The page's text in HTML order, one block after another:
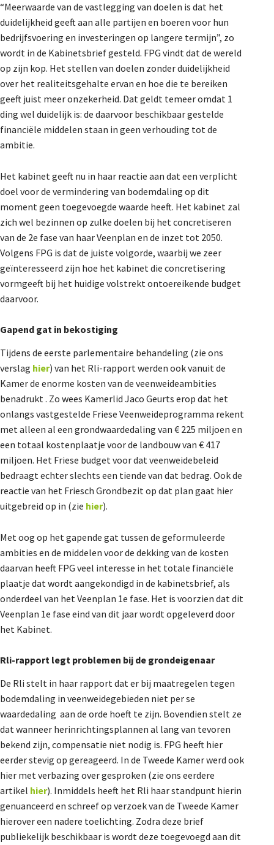
“Meerwaarde van de vastlegging van doelen is dat het
duidelijkheid geeft aan alle partijen en boeren voor hun
bedrijfsvoering en investeringen op langere termijn”, zo
wordt in de Kabinetsbrief gesteld. FPG vindt dat de wereld
op zijn kop. Het stellen van doelen zonder duidelijkheid
over het realiteitsgehalte ervan en hoe die te bereiken
geeft juist meer onzekerheid. Dat geldt temeer omdat 1
ding wel duidelijk is: de daarvoor beschikbaar gestelde
financiële middelen staan in geen verhouding tot de
ambitie.
Het kabinet geeft nu in haar reactie aan dat een verplicht
doel voor de vermindering van bodemdaling op dit
moment geen toegevoegde waarde heeft. Het kabinet zal
zich wel bezinnen op zulke doelen bij het concretiseren
van de 2e fase van haar Veenplan en de inzet tot 2050.
Volgens FPG is dat de juiste volgorde, waarbij we zeer
geïnteresseerd zijn hoe het kabinet die concretisering
vormgeeft bij het huidige volstrekt ontoereikende budget
daarvoor.
Gapend gat in bekostiging
Tijdens de eerste parlementaire behandeling (zie ons
verslag hier) van het Rli-rapport werden ook vanuit de
Kamer de enorme kosten van de veenweideambities
benadrukt . Zo wees Kamerlid Jaco Geurts erop dat het
onlangs vastgestelde Friese Veenweideprogramma rekent
met alleen al een grondwaardedaling van € 225 miljoen en
een totaal kostenplaatje voor de landbouw van € 417
miljoen. Het Friese budget voor dat veenweidebeleid
bedraagt echter slechts een tiende van dat bedrag. Ook de
reactie van het Friesch Grondbezit op dat plan gaat hier
uitgebreid op in (zie hier).
Met oog op het gapende gat tussen de geformuleerde
ambities en de middelen voor de dekking van de kosten
daarvan heeft FPG veel interesse in het totale financiële
plaatje dat wordt aangekondigd in de kabinetsbrief, als
onderdeel van het Veenplan 1e fase. Het is voorzien dat dit
Veenplan 1e fase eind van dit jaar wordt opgeleverd door
het Kabinet.
Rli-rapport legt problemen bij de grondeigenaar
De Rli stelt in haar rapport dat er bij maatregelen tegen
bodemdaling in veenweidegebieden niet per se
waardedaling aan de orde hoeft te zijn. Bovendien stelt ze
dat wanneer herinrichtingsplannen al lang van tevoren
bekend zijn, compensatie niet nodig is. FPG heeft hier
eerder stevig op gereageerd. In de Tweede Kamer werd ook
hier met verbazing over gesproken (zie ons eerdere
artikel hier). Inmiddels heeft het Rli haar standpunt hierin
genuanceerd en schreef op verzoek van de Tweede Kamer
hierover een nadere toelichting. Zodra deze brief
publiekelijk beschikbaar is wordt deze toegevoegd aan dit